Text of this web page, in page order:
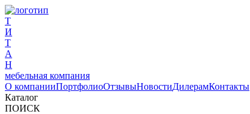
Т
И
Т
А
Н
мебельная компания
О компанииПортфолиоОтзывыНовостиДилерамКонтакты
Каталог
ПОИСК